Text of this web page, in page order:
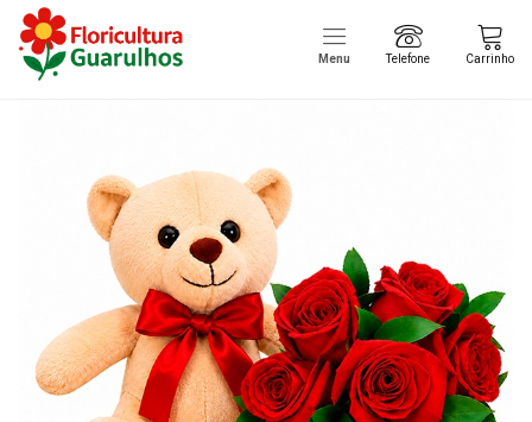
Menu Telefone Carrinho